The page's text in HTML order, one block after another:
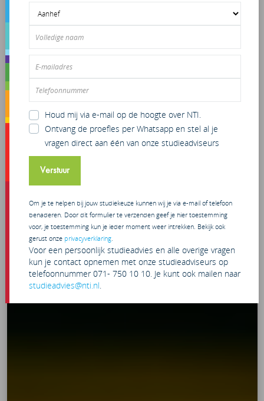
Houd mij via e-mail op de hoogte over NTI.
Ontvang de proefles per Whatsapp en stel al je
vragen direct aan één van onze studieadviseurs
Verstuur
Om je te helpen bij jouw studiekeuze kunnen wij je via e-mail of telefoon
benaderen. Door dit formulier te verzenden geef je hier toestemming
voor, je toestemming kun je ieder moment weer intrekken. Bekijk ook
gerust onze privacyverklaring.
Voor een persoonlijk studieadvies en alle overige vragen
kun je contact opnemen met onze studieadviseurs op
telefoonnummer 071- 750 10 10. Je kunt ook mailen naar
studieadvies@nti.nl.